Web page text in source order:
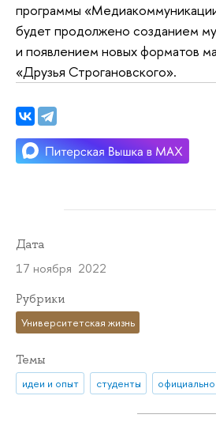
программы
будет продолжено созданием
и появлением новых форматов
«Друзья Строгановского».
Дата
17 ноября 2022
Рубрики
Университетская жизнь
Темы
идеи и опыт студенты официально